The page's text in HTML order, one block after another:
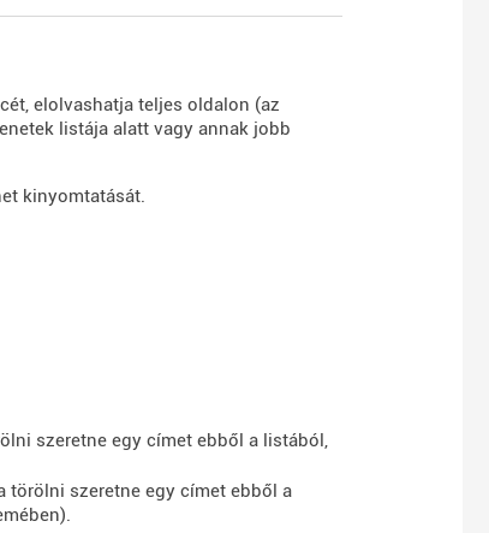
elolvashatja teljes oldalon (az
listája alatt vagy annak jobb
kinyomtatását.
szeretne egy címet ebből a listából,
szeretne egy címet ebből a